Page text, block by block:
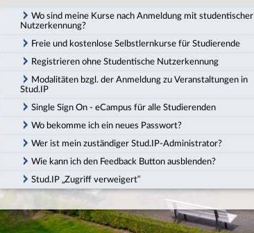
Wo sind meine Kurse nach Anmeldung mit studentischer
Nutzerkennung?
Freie und kostenlose Selbstlernkurse für Studierende
Registrieren ohne Studentische Nutzerkennung
Modalitäten bzgl. der Anmeldung zu Veranstaltungen in
Stud.IP
Single Sign On - eCampus für alle Studierenden
Wo bekomme ich ein neues Passwort?
Wer ist mein zuständiger Stud.IP-Administrator?
Wie kann ich den Feedback Button ausblenden?
Stud.IP „Zugriff verweigert“